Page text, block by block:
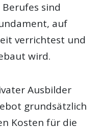
sind
auf
verrichtest und
wird.
Ausbilder
grundsätzlich
Kosten für die